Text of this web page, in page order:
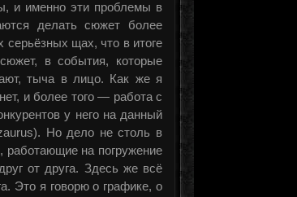
и именно эти проблемы в
делать сюжет более
серьёзных щах, что в итоге
в события, которые
тыча в лицо. Как же я
и более того — работа с
у него на данный
Но дело не столь в
работающие на погружение
от друга. Здесь же всё
Это я говорю о графике, о